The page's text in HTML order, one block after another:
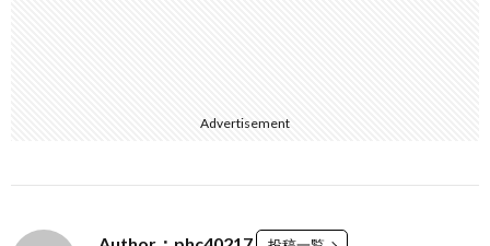
Advertisement